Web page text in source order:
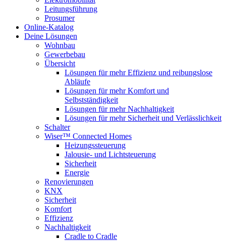
Leitungsführung
Prosumer
Online-Katalog
Deine Lösungen
Wohnbau
Gewerbebau
Übersicht
Lösungen für mehr Effizienz und reibungslose
Abläufe
Lösungen für mehr Komfort und
Selbstständigkeit
Lösungen für mehr Nachhaltigkeit
Lösungen für mehr Sicherheit und Verlässlichkeit
Schalter
Wiser™ Connected Homes
Heizungssteuerung
Jalousie- und Lichtsteuerung
Sicherheit
Energie
Renovierungen
KNX
Sicherheit
Komfort
Effizienz
Nachhaltigkeit
Cradle to Cradle